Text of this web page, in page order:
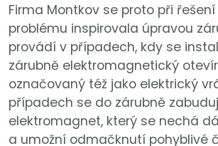
Firma Montkov se proto při
problému inspirovala úpravou
provádí v případech, kdy se
zárubně elektromagnetický
označovaný též jako elektrický
případech se do zárubně
elektromagnet, který se nechá
a umožní odmačknutí pohyblivé